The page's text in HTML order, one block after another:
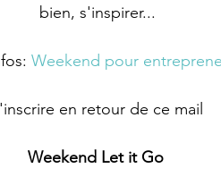
bien, s'inspirer...
Weekend pour
en retour de ce mail
Weekend Let it Go